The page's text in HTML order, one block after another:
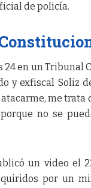
de policía.
en un Tribunal
y exfiscal Soliz
me
no se
un video el
por un